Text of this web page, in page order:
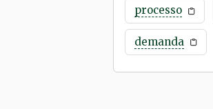
processo
demanda